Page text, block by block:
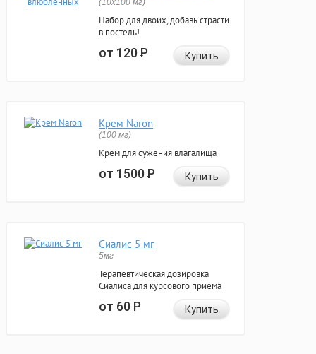
(10х100 мг)
Набор для двоих, добавь страсти
в постель!
от 120Р Купить
Крем Naron
(100 мг)
Крем для сужения влагалища
от 1500Р Купить
Сиалис 5 мг
5мг
Терапевтическая дозировка
Сиалиса для курсового приема
от 60Р Купить